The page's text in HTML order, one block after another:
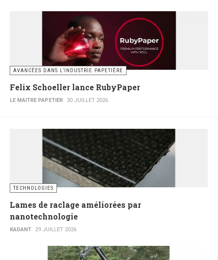
AVANCÉES DANS L’INDUSTRIE PAPETIÈRE
Felix Schoeller lance RubyPaper
LE MAITRE PAPETIER 30 JUILLET 2026
TECHNOLOGIES
Lames de raclage améliorées par
nanotechnologie
KADANT 29 JUILLET 2026